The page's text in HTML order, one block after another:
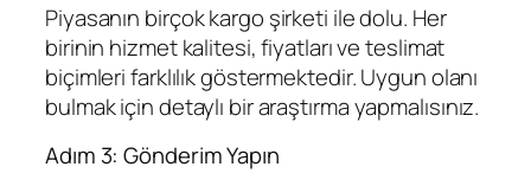
Piyasanın birçok kargo şirketi ile dolu. Her
birinin hizmet kalitesi, fiyatları ve teslimat
biçimleri farklılık göstermektedir. Uygun olanı
bulmak için detaylı bir araştırma yapmalısınız.
Adım 3: Gönderim Yapın